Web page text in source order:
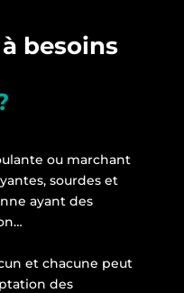
besoins
ou marchant
sourdes et
ayant des
et chacune peut
des